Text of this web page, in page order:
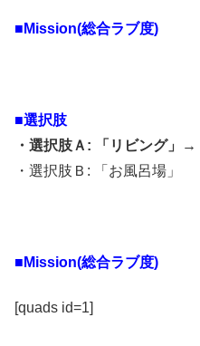
■Mission(総合ラブ度)
■選択肢
・選択肢Ａ: 「リビング」→
・選択肢Ｂ: 「お風呂場」
■Mission(総合ラブ度)
[quads id=1]